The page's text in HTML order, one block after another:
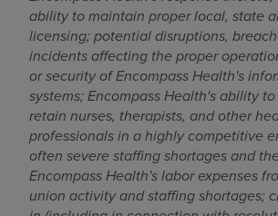
ability to maintain proper local, state
licensing; potential disruptions,
incidents affecting the proper
or security of Encompass Health's
systems; Encompass Health's ability
retain nurses, therapists, and other
professionals in a highly competitive
often severe staffing shortages and
Encompass Health's labor expenses
union activity and staffing shortages;